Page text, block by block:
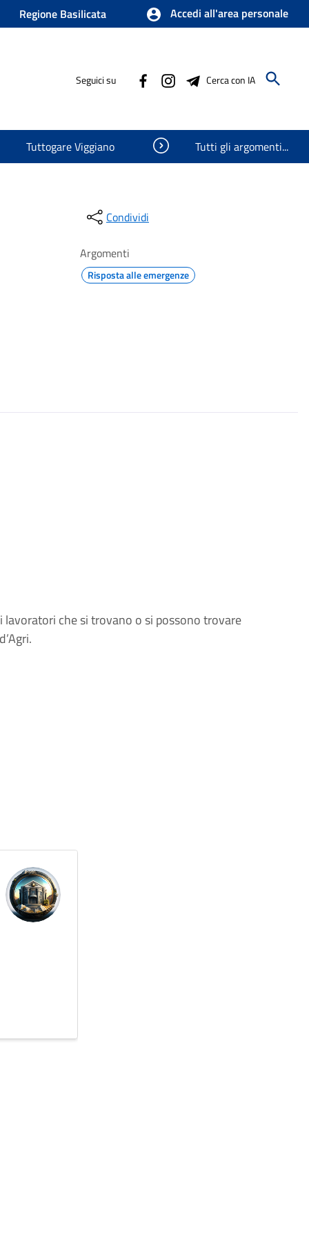
Regione Basilicata Accedi all'area personale
Seguici su Cerca con IA
Tuttogare Viggiano Visualizza oggetti nascosti
Tutti gli argomenti...
Condividi
Argomenti
Risposta alle emergenze
che si trovano o si possono trovare